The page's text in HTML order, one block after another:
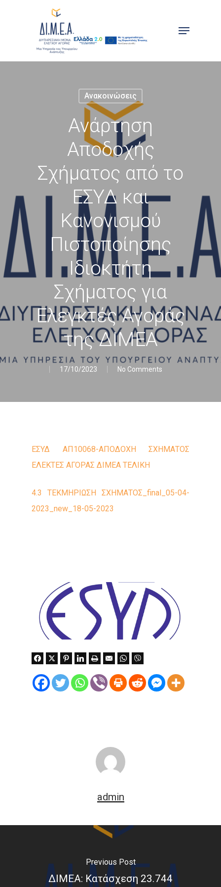
Menu
Ανακοινώσεις
Ανάρτηση
Αποδοχής
Σχήματος από το
ΕΣΥΔ και
Κανονισμού
Πιστοποίησης
Ιδιοκτήτη
Σχήματος για
Ελεγκτές Αγοράς
της ΔΙΜΕΑ
17/10/2023 No Comments
ΕΣΥΔ ΑΠ10068-ΑΠΟΔΟΧΗ ΣΧΗΜΑΤΟΣ
ΕΛΕΚΤΕΣ ΑΓΟΡΑΣ ΔΙΜΕΑ ΤΕΛΙΚΗ
4.3 ΤΕΚΜΗΡΙΩΣΗ ΣΧΗΜΑΤΟΣ_final_05-04-
2023_new_18-05-2023
admin
Previous Post
ΔΙΜΕΑ: Κατάσχεση 23.744